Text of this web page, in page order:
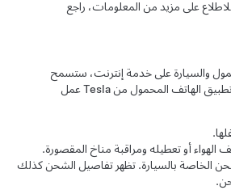
على مزيد من المعلومات، راجع
والسيارة على خدمة إنترنت، ستسمح
لك الصفحة الرئيسية في تطبيق الهاتف المحمول من Tesla عمل
أو تعطيله ومراقبة مناخ المقصورة.
بالسيارة. تظهر تفاصيل الشحن كذلك